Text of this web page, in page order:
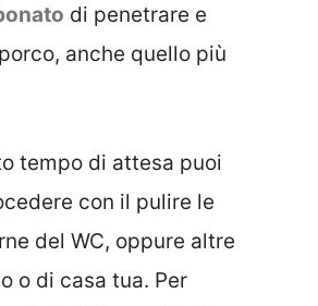
di penetrare e
anche quello più
tempo di attesa puoi
con il pulire le
del WC, oppure altre
o di casa tua. Per